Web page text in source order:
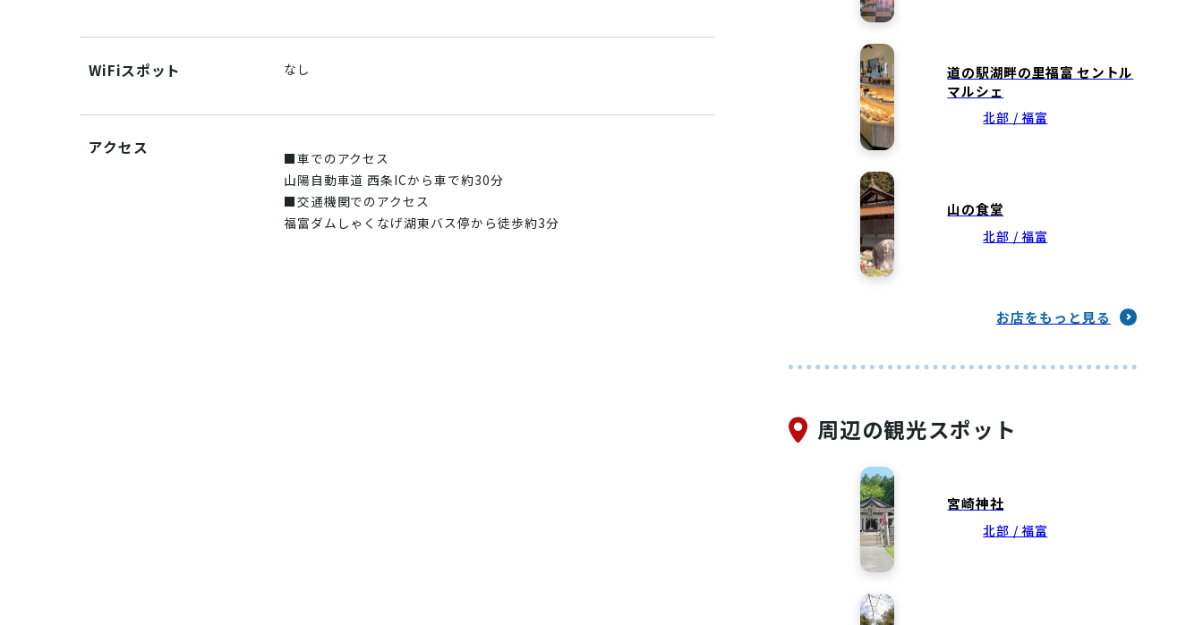
WiFiスポット なし
アクセス
■車でのアクセス
山陽自動車道 西条ICから車で約30分
■交通機関でのアクセス
福富ダムしゃくなげ湖東バス停から徒歩約3分
道の駅湖畔の里福富 セントル
マルシェ
北部 / 福富
山の食堂
北部 / 福富
お店をもっと見る
周辺の観光スポット
宮崎神社
北部 / 福富